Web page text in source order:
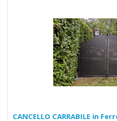
CANCELLO CARRABILE in